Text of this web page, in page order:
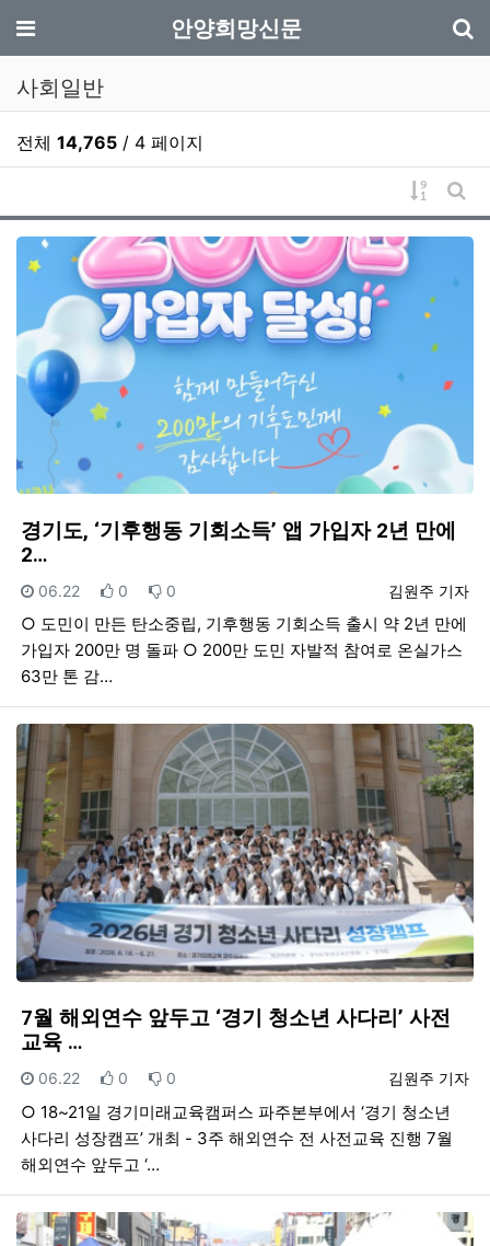
메뉴 안양희망신문
사회일반
전체 14,765 / 4 페이지
게시물
게
경기도, ‘기후행동 기회소득’ 앱 가입자 2년 만에
2…
등록자
김원주 기자
등록일
06.22 추천
0 비추천
0
○ 도민이 만든 탄소중립, 기후행동 기회소득 출시 약 2년 만에
가입자 200만 명 돌파 ○ 200만 도민 자발적 참여로 온실가스
63만 톤 감…
7월 해외연수 앞두고 ‘경기 청소년 사다리’ 사전
교육 …
등록자
김원주 기자
등록일
06.22 추천
0 비추천
0
○ 18~21일 경기미래교육캠퍼스 파주본부에서 ‘경기 청소년
사다리 성장캠프’ 개최 - 3주 해외연수 전 사전교육 진행 7월
해외연수 앞두고 ‘…